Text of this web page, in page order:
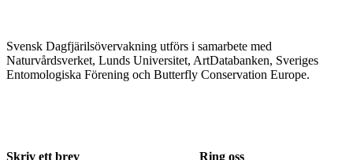
Svensk Dagfjärilsövervakning utförs i samarbete med
Naturvårdsverket, Lunds Universitet, ArtDatabanken, Sveriges
Entomologiska Förening och Butterfly Conservation Europe.
Skriv ett brev Ring oss